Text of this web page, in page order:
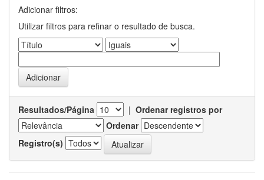
Adicionar filtros:
Utilizar filtros para refinar o resultado de busca.
Resultados/Página | Ordenar registros por
Ordenar
Registro(s)